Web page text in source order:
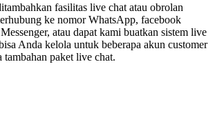
fasilitas live chat atau obrolan
ke nomor WhatsApp, facebook
atau dapat kami buatkan sistem live
Anda kelola untuk beberapa akun customer
tambahan paket live chat.